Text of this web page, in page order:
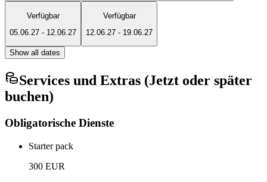
Verfügbar
05.06.27 - 12.06.27
Verfügbar
12.06.27 - 19.06.27
Show all dates
Services und Extras (Jetzt oder später
buchen)
Obligatorische Dienste
Starter pack
300 EUR